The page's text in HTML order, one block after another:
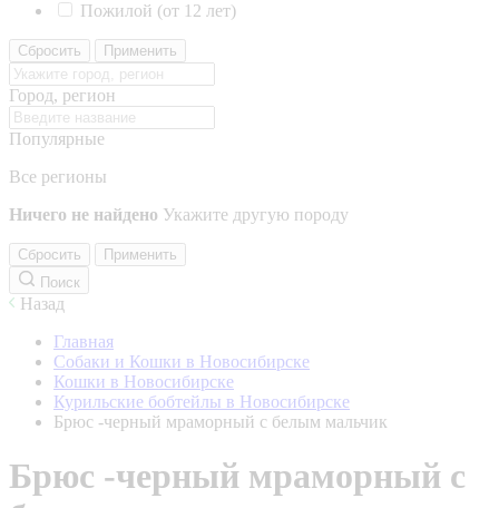
Пожилой (от 12 лет)
Сбросить Применить
Город, регион
Популярные
Все регионы
Ничего не найдено Укажите другую породу
Сбросить
Применить
Поиск
Назад
Главная
Собаки и Кошки в Новосибирске
Кошки в Новосибирске
Курильские бобтейлы в Новосибирске
Брюс -черный мраморный с белым мальчик
Брюс -черный мраморный с